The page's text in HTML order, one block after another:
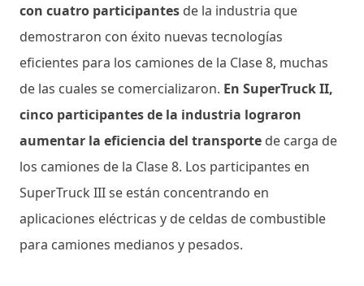
con cuatro participantes de la industria que
demostraron con éxito nuevas tecnologías
eficientes para los camiones de la Clase 8, muchas
de las cuales se comercializaron. En SuperTruck II,
cinco participantes de la industria lograron
aumentar la eficiencia del transporte de carga de
los camiones de la Clase 8. Los participantes en
SuperTruck III se están concentrando en
aplicaciones eléctricas y de celdas de combustible
para camiones medianos y pesados.